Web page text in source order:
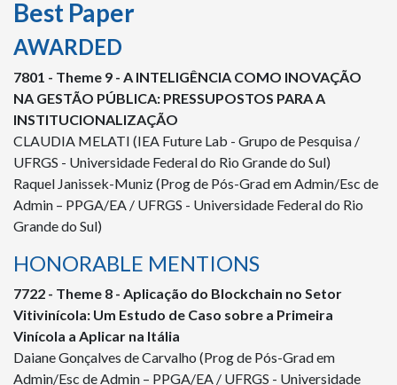
Best Paper
AWARDED
7801 - Theme 9 - A INTELIGÊNCIA COMO INOVAÇÃO
NA GESTÃO PÚBLICA: PRESSUPOSTOS PARA A
INSTITUCIONALIZAÇÃO
CLAUDIA MELATI (IEA Future Lab - Grupo de Pesquisa /
UFRGS - Universidade Federal do Rio Grande do Sul)
Raquel Janissek-Muniz (Prog de Pós-Grad em Admin/Esc de
Admin – PPGA/EA / UFRGS - Universidade Federal do Rio
Grande do Sul)
HONORABLE MENTIONS
7722 - Theme 8 - Aplicação do Blockchain no Setor
Vitivinícola: Um Estudo de Caso sobre a Primeira
Vinícola a Aplicar na Itália
Daiane Gonçalves de Carvalho (Prog de Pós-Grad em
Admin/Esc de Admin – PPGA/EA / UFRGS - Universidade